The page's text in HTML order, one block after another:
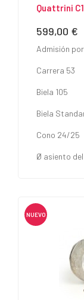
Quattrini
Precio
599,00 €
Admisión
Carrera 53
Biela 105
Biela
Cono 24/25
Ø asiento del
NUEVO